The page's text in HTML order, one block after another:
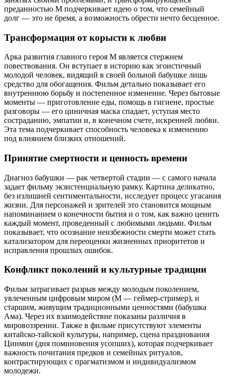
преданностью М подчеркивает идею о том, что семейный
долг — это не бремя, а возможность обрести нечто бесценное.
Трансформация от корысти к любви
Арка развития главного героя М является стержнем
повествования. Он вступает в историю как эгоистичный
молодой человек, видящий в своей больной бабушке лишь
средство для обогащения. Фильм детально показывает его
внутреннюю борьбу и постепенное изменение. Через бытовые
моменты — приготовление еды, помощь в гигиене, простые
разговоры — его циничная маска спадает, уступая место
состраданию, эмпатии и, в конечном счете, искренней любви.
Эта тема подчеркивает способность человека к изменению
под влиянием близких отношений.
Принятие смертности и ценность времени
Диагноз бабушки — рак четвертой стадии — с самого начала
задает фильму экзистенциальную рамку. Картина деликатно,
без излишней сентиментальности, исследует процесс угасания
жизни. Для персонажей и зрителей это становится мощным
напоминанием о конечности бытия и о том, как важно ценить
каждый момент, проведенный с любимыми людьми. Фильм
показывает, что осознание неизбежности смерти может стать
катализатором для переоценки жизненных приоритетов и
исправления прошлых ошибок.
Конфликт поколений и культурные традиции
Фильм затрагивает разрыв между молодым поколением,
увлеченным цифровым миром (М — геймер-стример), и
старшим, живущим традиционными ценностями (бабушка
Ама). Через их взаимодействие показаны различия в
мировоззрении. Также в фильме присутствуют элементы
китайско-тайской культуры, например, сцена празднования
Цинмин (дня поминовения усопших), которая подчеркивает
важность почитания предков и семейных ритуалов,
контрастирующих с прагматизмом и индивидуализмом
молодежи.